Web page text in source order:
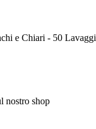
e Chiari - 50 Lavaggi
nostro shop